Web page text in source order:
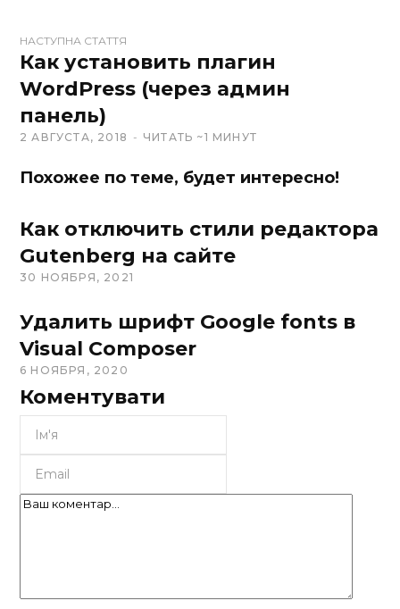
t
e
НАСТУПНА СТАТТЯ
Как установить плагин
WordPress (через админ
панель)
2 АВГУСТА, 2018 ЧИТАТЬ ~1 МИНУТ
Похожее по теме, будет интересно!
Как отключить стили редактора
Gutenberg на сайте
30 НОЯБРЯ, 2021
Удалить шрифт Google fonts в
Visual Composer
6 НОЯБРЯ, 2020
Коментувати